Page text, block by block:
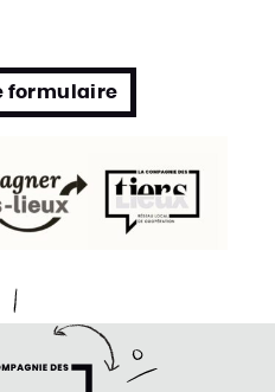
formulaire